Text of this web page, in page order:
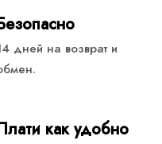
дней на возврат и
как удобно